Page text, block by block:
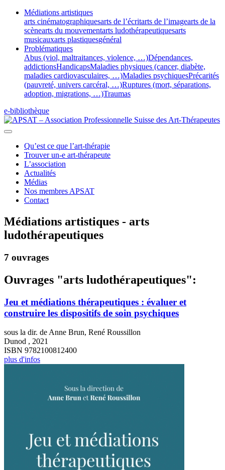
Médiations artistiques
arts cinématographiquesarts de l’écritarts de l’imagearts de la
scènearts du mouvementarts ludothérapeutiquesarts
musicauxarts plastiquesgénéral
Problématiques
Abus (viol, maltraitances, violence, …)Dépendances,
addictionsHandicapsMaladies physiques (cancer, diabète,
maladies cardiovasculaires, …)Maladies psychiquesPrécarités
(pauvreté, univers carcéral, …)Ruptures (mort, séparations,
adoption, migrations, …)Traumas
e-bibliothèque
Qu’est ce que l’art-thérapie
Trouver un-e art-thérapeute
L’association
Actualités
Médias
Nos membres APSAT
Contact
Médiations artistiques - arts
ludothérapeutiques
7 ouvrages
Ouvrages "arts ludothérapeutiques":
Jeu et médiations thérapeutiques : évaluer et
construire les dispositifs de soin psychiques
sous la dir. de Anne Brun, René Roussillon
Dunod , 2021
ISBN 9782100812400
plus d'infos